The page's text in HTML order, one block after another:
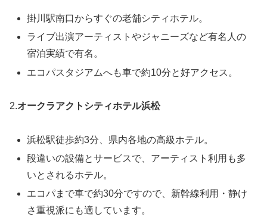
掛川駅南口からすぐの老舗シティホテル。
ライブ出演アーティストやジャニーズなど有名人の
宿泊実績で有名。
エコパスタジアムへも車で約10分と好アクセス。
2.オークラアクトシティホテル浜松
浜松駅徒歩約3分、県内各地の高級ホテル。
段違いの設備とサービスで、アーティスト利用も多
いとされるホテル。
エコパまで車で約30分ですので、新幹線利用・静け
さ重視派にも適しています。